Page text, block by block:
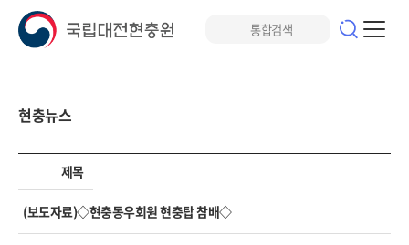
현충뉴스
제목
(보도자료)◇현충동우회원 현충탑 참배◇